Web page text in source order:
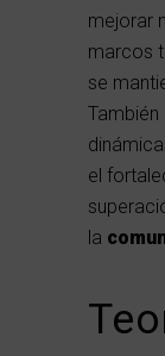
mejorar
marcos
se
el
la